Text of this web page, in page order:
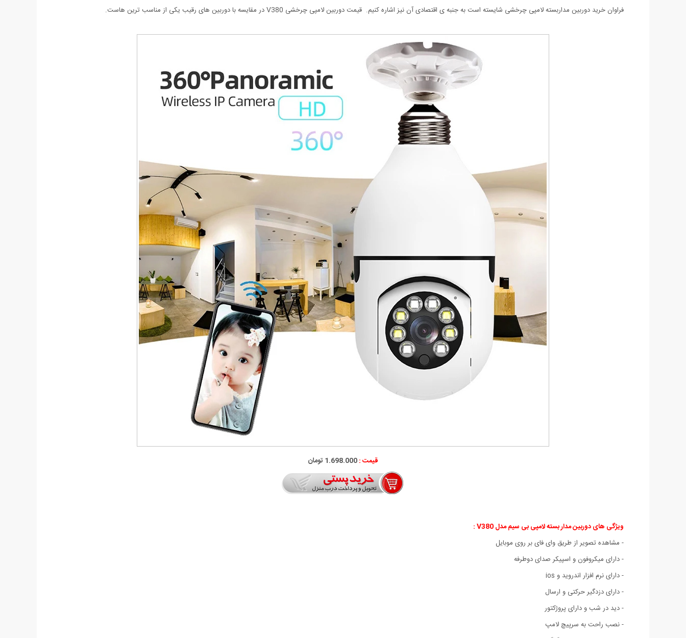
فراوان خرید دوربین مداربسته لامپی چرخشی شایسته است به جنبه ی اقتصادی آن نیز اشاره کنیم. قیمت دوربین لامپی چرخشی V380 در مقایسه با دوربین های رقیب یکی از مناسب ترین هاست.
قیمت :1.698.000 تومان
ویژگی های دوربین مدار بسته لامپی بی سیم مدل V380 :
- مشاهده تصویر از طریق وای فای بر روی موبایل
- دارای میکروفون و اسپیکر صدای دوطرفه
- دارای نرم افزار اندروید و ios
- دارای دزدگیر حرکتی و ارسال
- دید در شب و دارای پروژکتور
- نصب راحت به سرپیچ لامپ